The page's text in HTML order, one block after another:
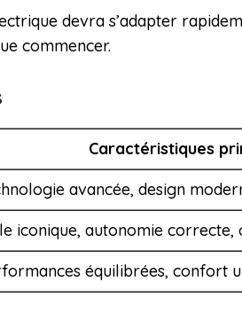
devra s’adapter
commencer.
Caractéristiques
avancée, design
iconique, autonomie correcte,
équilibrées, confort